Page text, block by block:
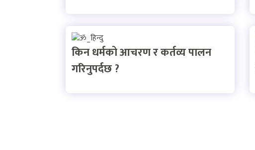
किन धर्मको आचरण र कर्तव्य पालन
गरिनुपर्दछ ?